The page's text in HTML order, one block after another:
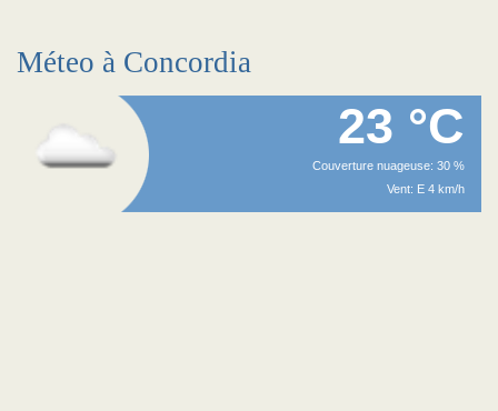
Méteo à Concordia
23 °C
Couverture nuageuse: 30 %
Vent: E 4 km/h